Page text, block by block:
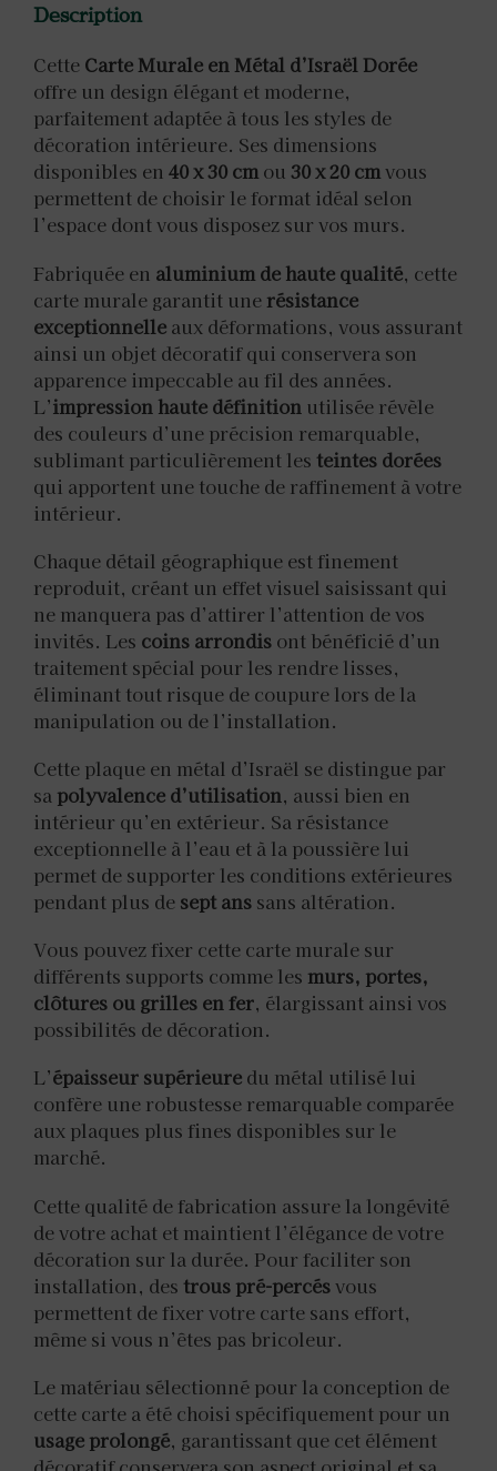
Description
Cette Carte Murale en Métal d’Israël Dorée
offre un design élégant et moderne,
parfaitement adaptée à tous les styles de
décoration intérieure. Ses dimensions
disponibles en 40 x 30 cm ou 30 x 20 cmvous
permettent de choisir le format idéal selon
l’espace dont vous disposez sur vos murs.
Fabriquée en aluminium de haute qualité, cette
carte murale garantit une résistance
exceptionnelle aux déformations, vous assurant
ainsi un objet décoratif qui conservera son
apparence impeccable au fil des années.
L’impression haute définition utilisée révèle
des couleurs d’une précision remarquable,
sublimant particulièrement les teintes dorées
qui apportent une touche de raffinement à votre
intérieur.
Chaque détail géographique est finement
reproduit, créant un effet visuel saisissant qui
ne manquera pas d’attirer l’attention de vos
invités. Les coins arrondis ont bénéficié d’un
traitement spécial pour les rendre lisses,
éliminant tout risque de coupure lors de la
manipulation ou de l’installation.
Cette plaque en métal d’Israël se distingue par
sa polyvalence d’utilisation, aussi bien en
intérieur qu’en extérieur. Sa résistance
exceptionnelle à l’eau et à la poussière lui
permet de supporter les conditions extérieures
pendant plus de sept ans sans altération.
Vous pouvez fixer cette carte murale sur
différents supports comme les murs, portes,
clôtures ou grilles en fer, élargissant ainsi vos
possibilités de décoration.
L’épaisseur supérieure du métal utilisé lui
confère une robustesse remarquable comparée
aux plaques plus fines disponibles sur le
marché.
Cette qualité de fabrication assure la longévité
de votre achat et maintient l’élégance de votre
décoration sur la durée. Pour faciliter son
installation, des trous pré-percésvous
permettent de fixer votre carte sans effort,
même si vous n’êtes pas bricoleur.
Le matériau sélectionné pour la conception de
cette carte a été choisi spécifiquement pour un
usage prolongé, garantissant que cet élément